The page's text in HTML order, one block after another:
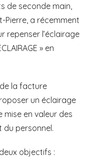
de seconde main,
Pierre, a récemment
repenser l’éclairage
» en
la facture
un éclairage
mise en valeur des
du personnel.
objectifs :